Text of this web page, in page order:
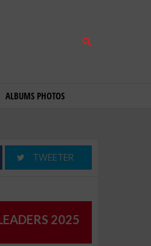
ALBUMS PHOTOS
TWEETER
2025